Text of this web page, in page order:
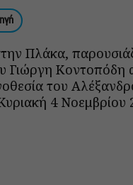
Πλάκα,
Γιώργη
του
4 Νοεμβρίου